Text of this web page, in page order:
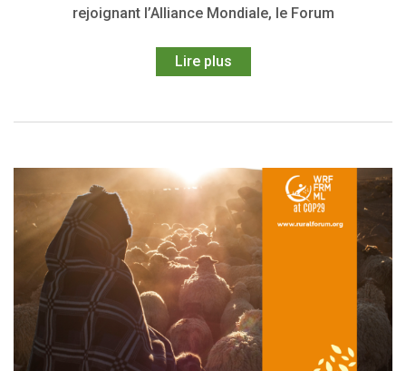
rejoignant l’Alliance Mondiale, le Forum
Lire plus